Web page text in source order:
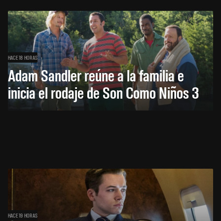
HACE 18 HORAS
Adam Sandler reúne a la familia e
inicia el rodaje de Son Como Niños 3
HACE 19 HORAS